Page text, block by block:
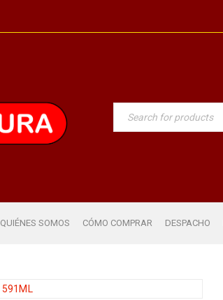
QUIÉNES SOMOS CÓMO COMPRAR DESPACHO